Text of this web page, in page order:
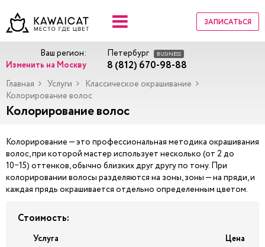
ЗАПИСАТЬСЯ
Ваш регион:
Изменить на Москву
Петербург BUSINESS
8 (812) 670-98-88
Главная Услуги
Классическое окрашивание
Колорирование волос
Колорирование волос
Колорирование — это профессиональная методика окрашивания
волос, при которой мастер использует несколько (от 2 до
10−15) оттенков, обычно близких друг другу по тону. При
колорировании волосы разделяются на зоны, зоны — на пряди, и
каждая прядь окрашивается отдельно определенным цветом.
Стоимость:
Услуга
Цена